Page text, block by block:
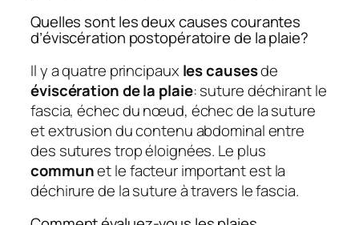
Quelles sont les deux causes courantes
d’éviscération postopératoire de la plaie?
Il y a quatre principaux les causesde
éviscération de la plaie: suture déchirant le
fascia, échec du nœud, échec de la suture
et extrusion du contenu abdominal entre
des sutures trop éloignées. Le plus
communet le facteur important est la
déchirure de la suture à travers le fascia.